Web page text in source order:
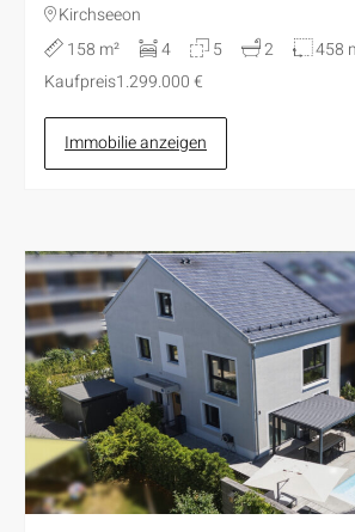
Kirchseeon
158 m²
4 5 2
458
Kaufpreis1.299.000 €
Immobilie anzeigen